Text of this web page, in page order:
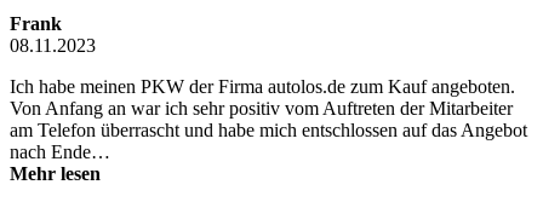
Frank
08.11.2023
Ich habe meinen PKW der Firma autolos.de zum Kauf angeboten.
Von Anfang an war ich sehr positiv vom Auftreten der Mitarbeiter
am Telefon überrascht und habe mich entschlossen auf das Angebot
nach Ende…
Mehr lesen